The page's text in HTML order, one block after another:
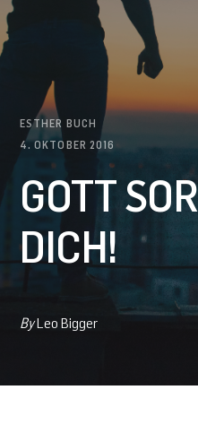
ESTHER BUCH
4. OKTOBER 2016
GOTT
DICH!
ByLeo Bigger